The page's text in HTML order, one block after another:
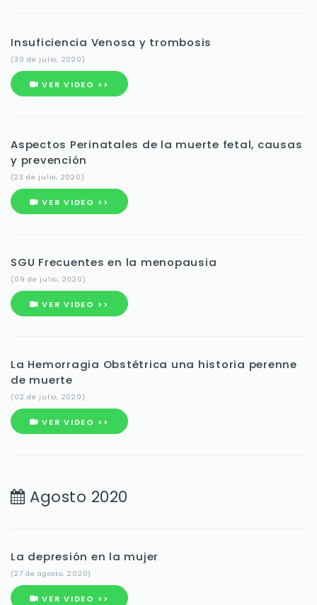
Insuficiencia Venosa y trombosis
(30 de julio, 2020)
VER VIDEO >>
Aspectos Perinatales de la muerte fetal, causas
y prevención
(23 de julio, 2020)
VER VIDEO >>
SGU Frecuentes en la menopausia
(09 de julio, 2020)
VER VIDEO >>
La Hemorragia Obstétrica una historia perenne
de muerte
(02 de julio, 2020)
VER VIDEO >>
Agosto 2020
La depresión en la mujer
(27 de agosto, 2020)
VER VIDEO >>